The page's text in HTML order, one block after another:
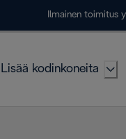
Ilmainen toimitus
Lisää kodinkoneita